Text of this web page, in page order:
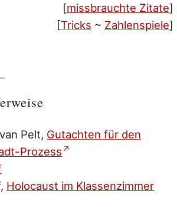
[missbrauchte Zitate]
[Tricks ~ Zahlenspiele]
Pelt, Gutachten für den
Prozess
Holocaust im Klassenzimmer